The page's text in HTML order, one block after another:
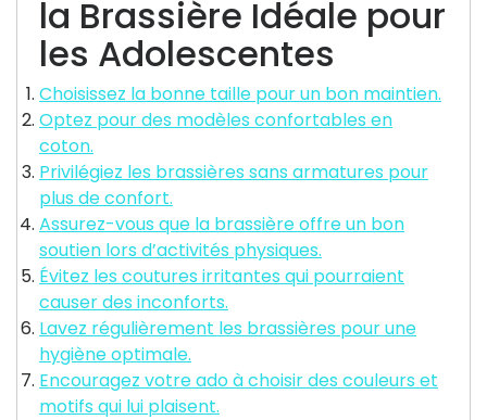
la Brassière Idéale pour
les Adolescentes
Choisissez la bonne taille pour un bon maintien.
Optez pour des modèles confortables en
coton.
Privilégiez les brassières sans armatures pour
plus de confort.
Assurez-vous que la brassière offre un bon
soutien lors d’activités physiques.
Évitez les coutures irritantes qui pourraient
causer des inconforts.
Lavez régulièrement les brassières pour une
hygiène optimale.
Encouragez votre ado à choisir des couleurs et
motifs qui lui plaisent.